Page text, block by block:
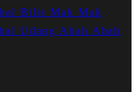
Bilis Mak Mak
Udang Abah Abah